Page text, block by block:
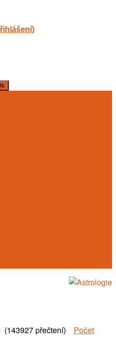
(143927 přečtení) Počet